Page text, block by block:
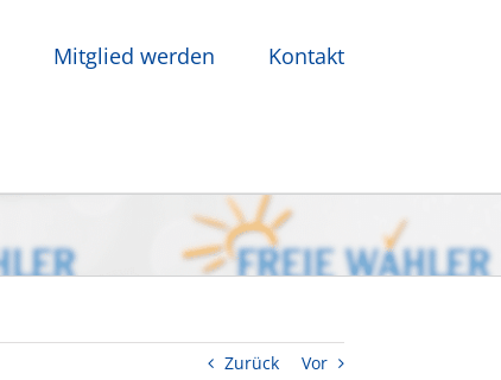
Mitglied werden Kontakt
Zurück Vor